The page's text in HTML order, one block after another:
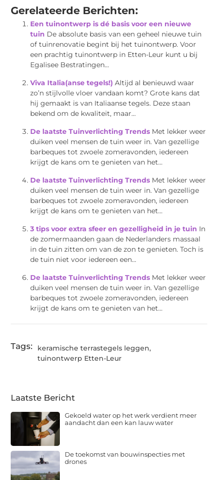
Gerelateerde Berichten:
Een tuinontwerp is dé basis voor een nieuwe
tuin De absolute basis van een geheel nieuwe tuin
of tuinrenovatie begint bij het tuinontwerp. Voor
een prachtig tuinontwerp in Etten-Leur kunt u bij
Egalisee Bestratingen...
Viva Italia(anse tegels!) Altijd al benieuwd waar
zo’n stijlvolle vloer vandaan komt? Grote kans dat
hij gemaakt is van Italiaanse tegels. Deze staan
bekend om de kwaliteit, maar...
De laatste Tuinverlichting Trends Met lekker weer
duiken veel mensen de tuin weer in. Van gezellige
barbeques tot zwoele zomeravonden, iedereen
krijgt de kans om te genieten van het...
De laatste Tuinverlichting Trends Met lekker weer
duiken veel mensen de tuin weer in. Van gezellige
barbeques tot zwoele zomeravonden, iedereen
krijgt de kans om te genieten van het...
3 tips voor extra sfeer en gezelligheid in je tuin In
de zomermaanden gaan de Nederlanders massaal
in de tuin zitten om van de zon te genieten. Toch is
de tuin niet voor iedereen een...
De laatste Tuinverlichting Trends Met lekker weer
duiken veel mensen de tuin weer in. Van gezellige
barbeques tot zwoele zomeravonden, iedereen
krijgt de kans om te genieten van het...
Tags: keramische terrastegels leggen,
tuinontwerp Etten-Leur
Laatste Bericht
Gekoeld water op het werk verdient meer
aandacht dan een kan lauw water
De toekomst van bouwinspecties met
drones